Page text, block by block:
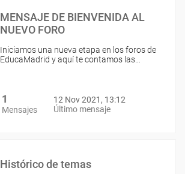
MENSAJE DE BIENVENIDA AL
NUEVO FORO
Iniciamos una nueva etapa en los foros de
EducaMadrid y aquí te contamos las…
1
Mensajes
12 Nov 2021, 13:12
Último mensaje
Histórico de temas